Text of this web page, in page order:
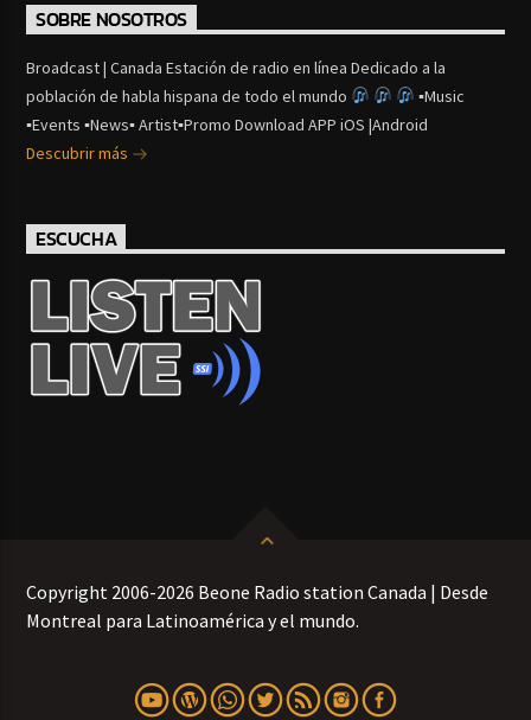
SOBRE NOSOTROS
Broadcast | Canada Estación de radio en línea Dedicado a la
población de habla hispana de todo el mundo
▪Music
▪Events ▪News▪ Artist▪Promo Download APP iOS |Android
Descubrir más
ESCUCHA
Copyright 2006-2026 Beone Radio station Canada | Desde
Montreal para Latinoamérica y el mundo.